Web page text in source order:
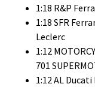
1:18 R&P
1:18 SFR
Leclerc
1:12
701
1:12 AL